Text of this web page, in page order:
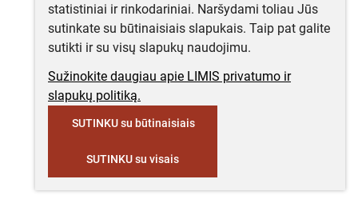
statistiniai ir rinkodariniai. Naršydami toliau Jūs
sutinkate su būtinaisiais slapukais. Taip pat galite
sutikti ir su visų slapukų naudojimu.
Sužinokite daugiau apie LIMIS privatumo ir
slapukų politiką.
SUTINKU su būtinaisiais
SUTINKU su visais